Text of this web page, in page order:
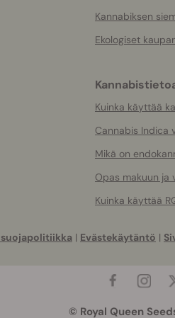
Kannabiksen
Ekologiset
Kuinka käyttää
Cannabis Indica
Mikä on
Opas makuun ja
Kuinka käyttää
| Evästekäytäntö |
© Royal Queen